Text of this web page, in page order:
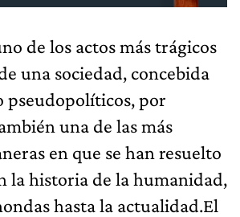
de los actos más trágicos
una sociedad, concebida
pseudopolíticos, por
una de las más
en que se han resuelto
la historia de la humanidad,
hasta la actualidad.El